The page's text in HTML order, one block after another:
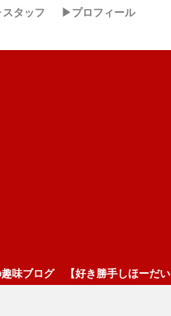
タッフ
▶プロフィール
しほーだい！】 ここクリック！